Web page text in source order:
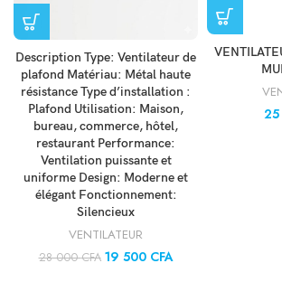
Description Type: Ventilateur de
plafond Matériau: Métal haute
résistance Type d’installation :
Plafond Utilisation: Maison,
bureau, commerce, hôtel,
restaurant Performance:
Ventilation puissante et
uniforme Design: Moderne et
élégant Fonctionnement:
Silencieux
VENTILATEUR
28 000CFA 19 500 CFA